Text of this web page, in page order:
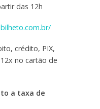
das 12h
crédito, PIX,
no cartão de
a taxa de